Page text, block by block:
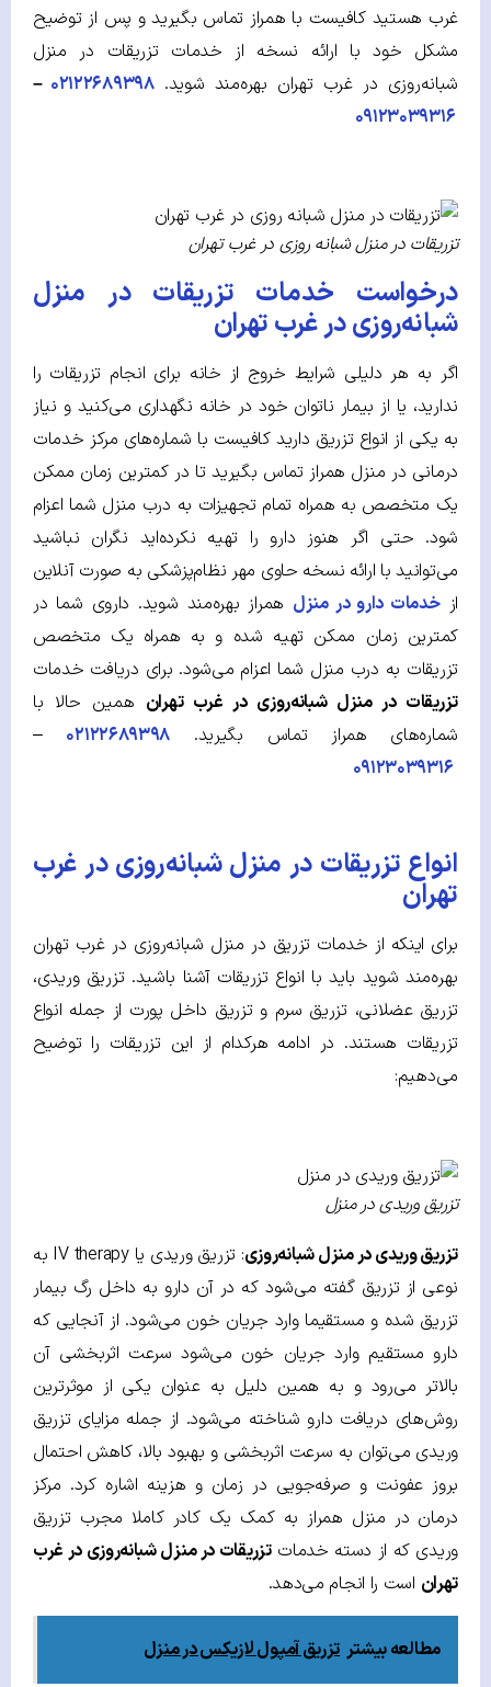
غرب هستید کافیست با همراز تماس بگیرید و پس از توضیح
مشکل خود با ارائه نسخه از خدمات تزریقات در منزل
شبانه‌روزی در غرب تهران بهره‌مند شوید.۰۲۱۲۲۶۸۹۳۹۸ –
۰۹۱۲۳۰۳۹۳۱۶
تزریقات در منزل شبانه روزی در غرب تهران
درخواست خدمات تزریقات در منزل
شبانه‌روزی در غرب تهران
اگر به هر دلیلی شرایط خروج از خانه برای انجام تزریقات را
ندارید، یا از بیمار ناتوان خود در خانه نگهداری می‌کنید و نیاز
به یکی از انواع تزریق دارید کافیست با شماره‌های مرکز خدمات
درمانی در منزل همراز تماس بگیرید تا در کمترین زمان ممکن
یک متخصص به همراه تمام تجهیزات به درب منزل شما اعزام
شود. حتی اگر هنوز دارو را تهیه نکرده‌اید نگران نباشید
می‌توانید با ارائه نسخه حاوی مهر نظام‌پزشکی به صورت آنلاین
ازخدمات دارو در منزل همراز بهره‌مند شوید. داروی شما در
کمترین زمان ممکن تهیه شده و به همراه یک متخصص
تزریقات به درب منزل شما اعزام می‌شود. برای دریافت خدمات
تزریقات در منزل شبانه‌روزی در غرب تهران همین حالا با
شماره‌های همراز تماس بگیرید. ۰۲۱۲۲۶۸۹۳۹۸ –
۰۹۱۲۳۰۳۹۳۱۶
انواع تزریقات در منزل شبانه‌روزی در غرب
تهران
برای اینکه از خدمات تزریق در منزل شبانه‌روزی در غرب تهران
بهره‌مند شوید باید با انواع تزریقات آشنا باشید. تزریق وریدی،
تزریق عضلانی، تزریق سرم و تزریق داخل پورت از جمله انواع
تزریقات هستند. در ادامه هرکدام از این تزریقات را توضیح
می‌دهیم:
تزریق وریدی در منزل
تزریق وریدی در منزل شبانه‌روزی
: تزریق وریدی یا IV therapy به
نوعی از تزریق گفته می‌شود که در آن دارو به داخل رگ بیمار
تزریق شده و مستقیما وارد جریان خون می‌شود. از آنجایی که
دارو مستقیم وارد جریان خون می‌شود سرعت اثربخشی آن
بالاتر می‌رود و به همین دلیل به عنوان یکی از موثرترین
روش‌های دریافت دارو شناخته می‌شود. از جمله مزایای تزریق
وریدی می‌توان به سرعت اثربخشی و بهبود بالا، کاهش احتمال
بروز عفونت و صرفه‌جویی در زمان و هزینه اشاره کرد. مرکز
درمان در منزل همراز به کمک یک کادر کاملا مجرب تزریق
وریدی که از دسته خدماتتزریقات در منزل شبانه‌روزی در غرب
تهران است را انجام می‌دهد.
مطالعه بیشتر تزریق آمپول لازیکس در منزل